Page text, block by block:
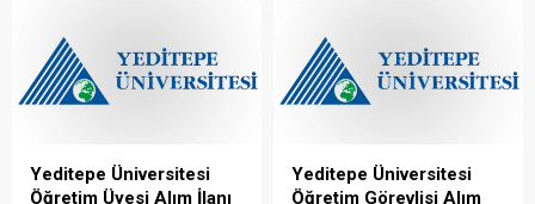
Yeditepe Üniversitesi
Öğretim Üyesi Alım İlanı
Yeditepe Üniversitesi
Öğretim Görevlisi Alım